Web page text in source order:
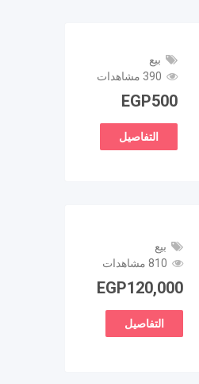
بيع
390 مشاهدات
EGP500
التفاصيل
بيع
810 مشاهدات
EGP120,000
التفاصيل